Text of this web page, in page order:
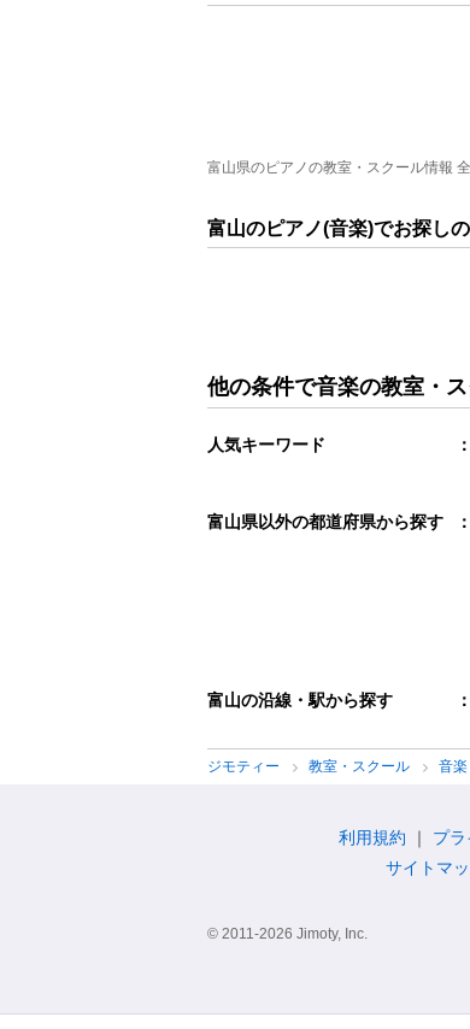
富山県のピアノの教室・スクール情報
富山のピアノ(音楽)でお探し
他の条件で音楽の教室・
人気キーワード ：
富山県以外の都道府県から探す ：
富山の沿線・駅から探す ：
ジモティー 教室・スクール 音楽
利用規約 プ
サイトマ
© 2011-2026 Jimoty, Inc.